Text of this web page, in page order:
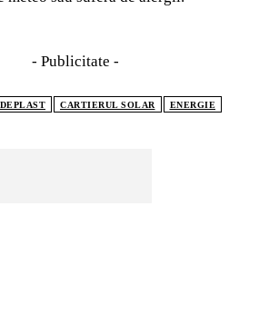
- Publicitate -
CARTIERUL SOLAR ENERGIE